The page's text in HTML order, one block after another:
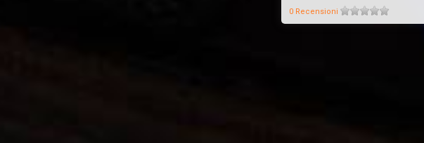
0 Recensioni